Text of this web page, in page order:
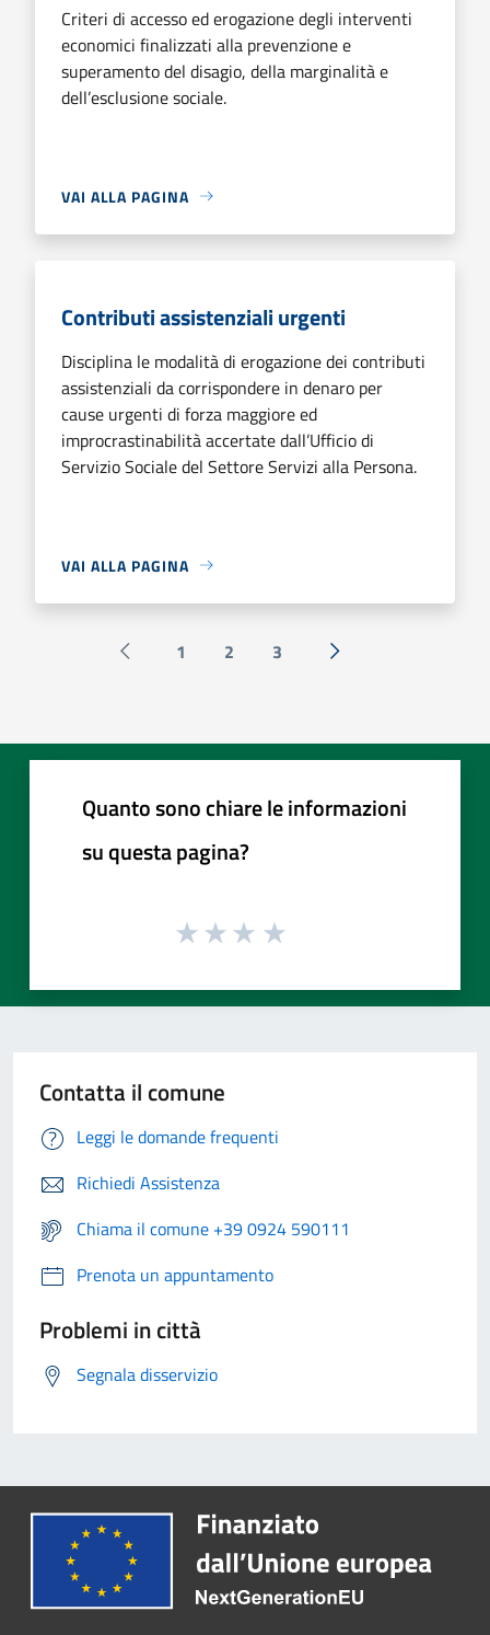
Criteri di accesso ed erogazione degli interventi
economici finalizzati alla prevenzione e
superamento del disagio, della marginalità e
dell’esclusione sociale.
VAI ALLA PAGINA
Contributi assistenziali urgenti
Disciplina le modalità di erogazione dei contributi
assistenziali da corrispondere in denaro per
cause urgenti di forza maggiore ed
improcrastinabilità accertate dall’Ufficio di
Servizio Sociale del Settore Servizi alla Persona.
VAI ALLA PAGINA
Pagina precedente
1 2 3 Successiva »
Quanto sono chiare le informazioni
su questa pagina?
Contatta il comune
Leggi le domande frequenti
Richiedi Assistenza
Chiama il comune +39 0924 590111
Prenota un appuntamento
Problemi in città
Segnala disservizio